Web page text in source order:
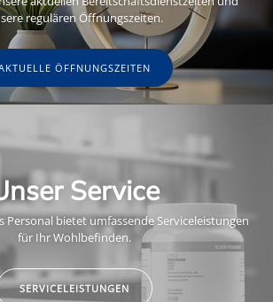
regulären Öffnungszeiten.
ÖFFNUNGSZEITEN
Service
Personal bietet umfassende Serviceleistungen
für Ihr Wohlbefinden.
SERVICELEISTUNGEN